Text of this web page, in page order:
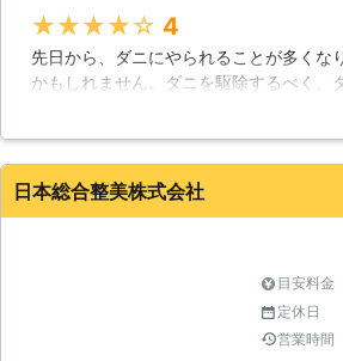
★★★★★ 4
先日から、ダニにやられることが多くな
かもしれません。ダニを駆除するべく、
どの位ダニがいるかも教えてくれて、
沖縄県 那覇市 2016年11月16日
日本総合整美株式会社
目安料金
定休日
営業時間